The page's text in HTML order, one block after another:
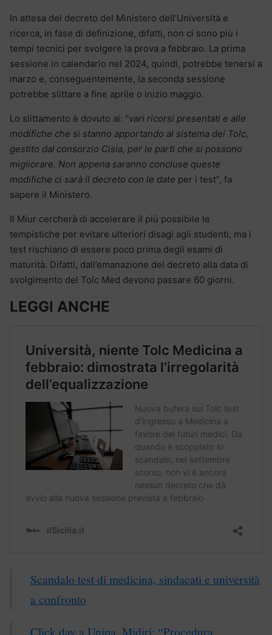
In attesa del decreto del Ministero dell’Università e
ricerca, in fase di definizione, difatti, non ci sono più i
tempi tecnici per svolgere la prova a febbraio. La prima
sessione in calendario nel 2024, quindi, potrebbe tenersi a
marzo e, conseguentemente, la seconda sessione
potrebbe slittare a fine aprile o inizio maggio.
Lo slittamento è dovuto ai: “vari ricorsi presentati e alle
modifiche che si stanno apportando al sistema dei Tolc,
gestito dal consorzio Cisia, per le parti che si possono
migliorare. Non appena saranno concluse queste
modifiche ci sarà il decreto con le date per i test”, fa
sapere il Ministero.
Il Miur cercherà di accelerare il più possibile le
tempistiche per evitare ulteriori disagi agli studenti, ma i
test rischiano di essere poco prima degli esami di
maturità. Difatti, dall’emanazione del decreto alla data di
svolgimento del Tolc Med devono passare 60 giorni.
LEGGI ANCHE
Scandalo test di medicina, sindacati e università
a confronto
Click day a Unipa, Midiri: “Procedura